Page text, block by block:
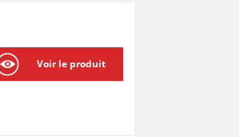
Voir le produit